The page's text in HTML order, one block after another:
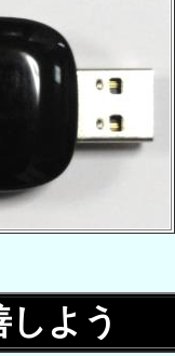
よう